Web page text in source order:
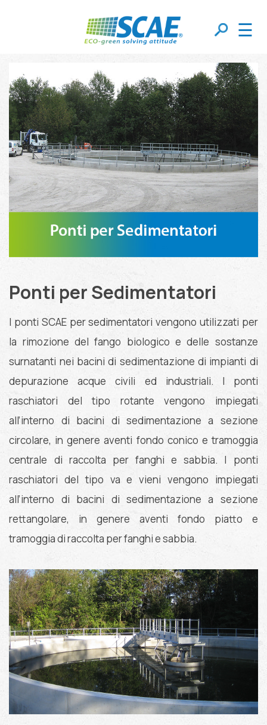
☰
Ponti Per Sedimentatori
Ponti per Sedimentatori
I ponti SCAE per sedimentatori vengono utilizzati per
la rimozione del fango biologico e delle sostanze
surnatanti nei bacini di sedimentazione di impianti di
depurazione acque civili ed industriali. I ponti
raschiatori del tipo rotante vengono impiegati
all’interno di bacini di sedimentazione a sezione
circolare, in genere aventi fondo conico e tramoggia
centrale di raccolta per fanghi e sabbia. I ponti
raschiatori del tipo va e vieni vengono impiegati
all’interno di bacini di sedimentazione a sezione
rettangolare, in genere aventi fondo piatto e
tramoggia di raccolta per fanghi e sabbia.